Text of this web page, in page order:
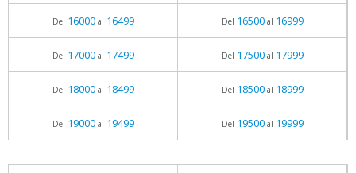
Del 16000al 16499 Del 16500al 16999
Del 17000al 17499 Del 17500al 17999
Del 18000al 18499 Del 18500al 18999
Del 19000al 19499 Del 19500al 19999